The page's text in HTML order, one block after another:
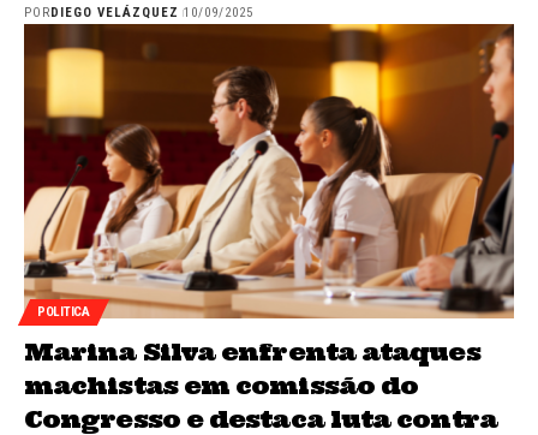
POR DIEGO VELÁZQUEZ 10/09/2025
POLITICA
Marina Silva enfrenta ataques
machistas em comissão do
Congresso e destaca luta contra